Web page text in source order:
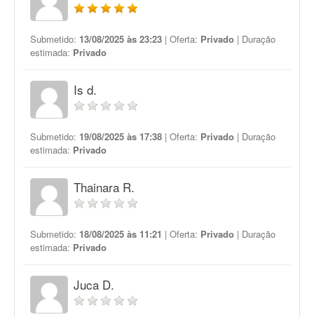
Submetido: 13/08/2025 às 23:23 | Oferta: Privado | Duração
estimada: Privado
Is d.
Submetido: 19/08/2025 às 17:38 | Oferta: Privado | Duração
estimada: Privado
Thainara R.
Submetido: 18/08/2025 às 11:21 | Oferta: Privado | Duração
estimada: Privado
Juca D.